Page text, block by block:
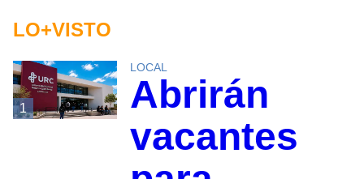
LO+VISTO
1
LOCAL
Abrirán
vacantes